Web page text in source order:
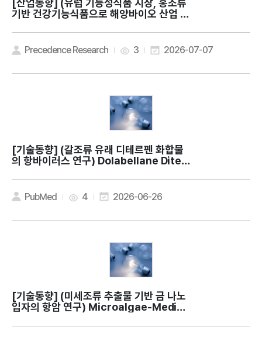
[산업동향]
기반 건강기능식품으로 해양바이오 산업 확
Expands as Pure Ocean Algae Lau
nches Red Seaweed Supplements
Precedence Research 3 2026-07-07
[기술동향]
의 항바이러스 연구) Dolabellane Diter
Dictyota dolabellana and their Pot
ential Antiviral Activity
PubMed 4 2026-06-26
[기술동향]
입자의 항암 연구) Microalgae-Mediat
s from Indonesian Chlorella vulgari